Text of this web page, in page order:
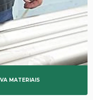
MATERIAIS